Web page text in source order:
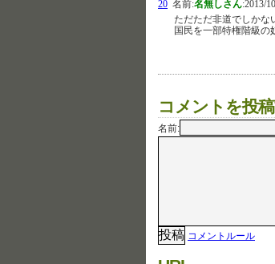
20 名前:名無しさん:2013/
ただただ非道でしかな
国民を一部特権階級の
コメントを投
名前:
コメントルール